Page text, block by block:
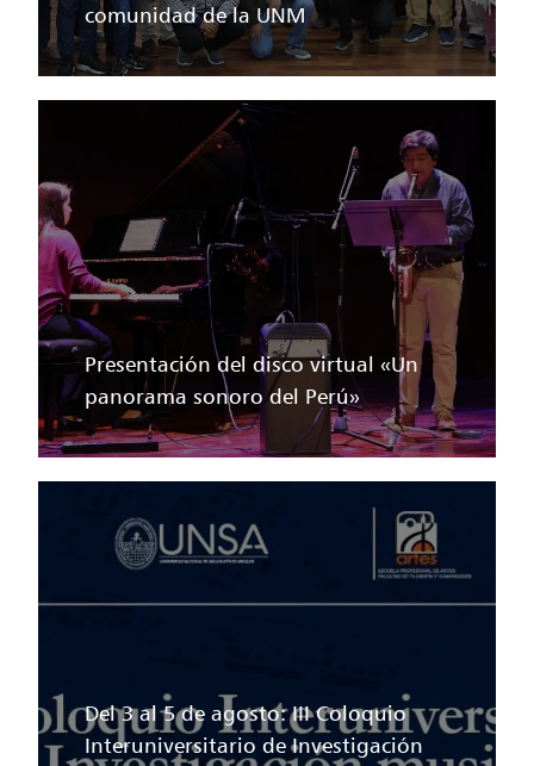
comunidad de la UNM
Presentación del disco virtual «Un
panorama sonoro del Perú»
Del 3 al 5 de agosto: III Coloquio
Interuniversitario de Investigación